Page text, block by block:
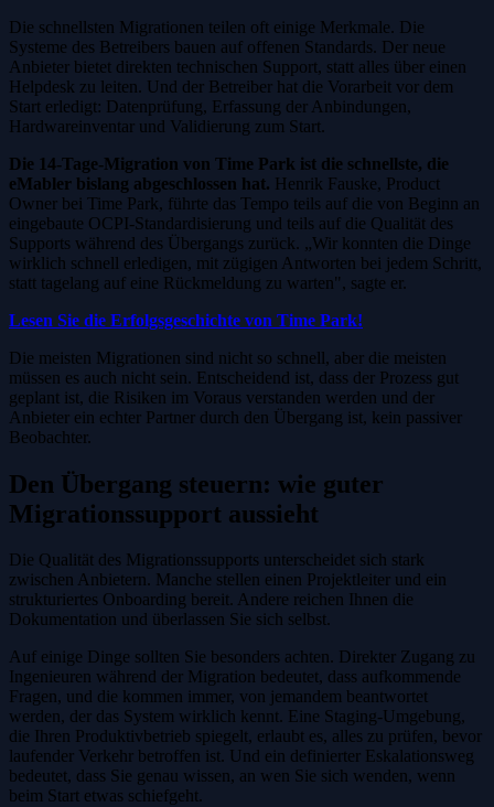
Die schnellsten Migrationen teilen oft einige Merkmale. Die
Systeme des Betreibers bauen auf offenen Standards. Der neue
Anbieter bietet direkten technischen Support, statt alles über einen
Helpdesk zu leiten. Und der Betreiber hat die Vorarbeit vor dem
Start erledigt: Datenprüfung, Erfassung der Anbindungen,
Hardwareinventar und Validierung zum Start.
Die 14-Tage-Migration von Time Park ist die schnellste, die
eMabler bislang abgeschlossen hat. Henrik Fauske, Product
Owner bei Time Park, führte das Tempo teils auf die von Beginn an
eingebaute OCPI-Standardisierung und teils auf die Qualität des
Supports während des Übergangs zurück. „Wir konnten die Dinge
wirklich schnell erledigen, mit zügigen Antworten bei jedem Schritt,
statt tagelang auf eine Rückmeldung zu warten", sagte er.
Lesen Sie die Erfolgsgeschichte von Time Park!
Die meisten Migrationen sind nicht so schnell, aber die meisten
müssen es auch nicht sein. Entscheidend ist, dass der Prozess gut
geplant ist, die Risiken im Voraus verstanden werden und der
Anbieter ein echter Partner durch den Übergang ist, kein passiver
Beobachter.
Den Übergang steuern: wie guter
Migrationssupport aussieht
Die Qualität des Migrationssupports unterscheidet sich stark
zwischen Anbietern. Manche stellen einen Projektleiter und ein
strukturiertes Onboarding bereit. Andere reichen Ihnen die
Dokumentation und überlassen Sie sich selbst.
Auf einige Dinge sollten Sie besonders achten. Direkter Zugang zu
Ingenieuren während der Migration bedeutet, dass aufkommende
Fragen, und die kommen immer, von jemandem beantwortet
werden, der das System wirklich kennt. Eine Staging-Umgebung,
die Ihren Produktivbetrieb spiegelt, erlaubt es, alles zu prüfen, bevor
laufender Verkehr betroffen ist. Und ein definierter Eskalationsweg
bedeutet, dass Sie genau wissen, an wen Sie sich wenden, wenn
beim Start etwas schiefgeht.